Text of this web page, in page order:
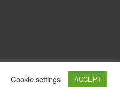
Cookie settings ACCEPT